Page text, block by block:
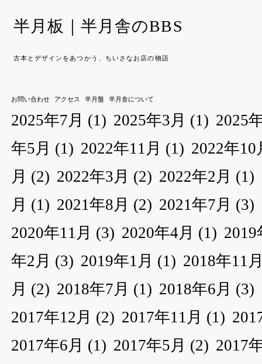
半月板｜半月舎のBBS
古本とデザインをあつかう、ちいさなお店の物語
お問い合わせ アクセス 半月盤 半月舎について
2025年7月 (1) 2025年3月 (1) 2025
年5月 (1) 2022年11月 (1) 2022年10
月 (2) 2022年3月 (2) 2022年2月 (1)
月 (1) 2021年8月 (2) 2021年7月 (3)
2020年11月 (3) 2020年4月 (1) 2019
年2月 (3) 2019年1月 (1) 2018年11
月 (2) 2018年7月 (1) 2018年6月 (3)
2017年12月 (2) 2017年11月 (1)
2017年6月 (1) 2017年5月 (2) 2017